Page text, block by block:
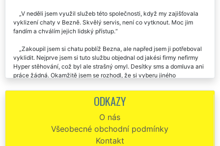
V neděli jsem využil služeb této společnosti, když my zajišťovala
vyklizení chaty v Bezně. Skvělý servis, není co vytknout. Moc jim
fandím a chválím jejich lidský přístup.
Zakoupil jsem si chatu poblíž Bezna, ale napřed jsem ji potřeboval
vyklidit. Nejprve jsem si tuto službu objednal od jakési firmy nefirmy
Hyper stěhování, což byl ale strašný omyl. Desítky sms a domluva ani
práce žádná. Okamžitě jsem se rozhodl, že si vyberu jiného
Společnost EXTRA SLUŽBY byla od prvního okamžiku perfektně
komunikativní a během pár minut byl domluvený termín i podmínky na
rozkoukat, a chata byla perfektně vyklizená. Za mě musím
konstatovat, že jsem byl se službami této společnosti absolutně
spokojený a rozhodně je budu každému doporučovat.
ODKAZY
O nás
Všeobecné obchodní podmínky
Kontakt